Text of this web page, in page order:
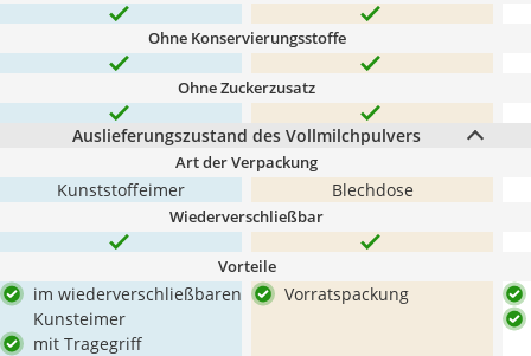
Ohne Konservierungsstoffe
Ohne Zuckerzusatz
Auslieferungszustand des Vollmilchpulvers
Art der Verpackung
Kunststoffeimer Blechdose
Wiederverschließbar
Vorteile
im wiederverschließbaren
Kunsteimer
mit Tragegriff
Vorratspackung